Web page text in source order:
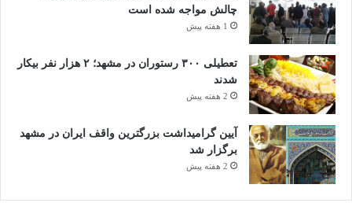
چالش مواجه شده است
1 هفته پیش
تعطیلی ۳۰۰ رستوران در مشهد؛ ۲ هزار نفر بیکار
شدند
2 هفته پیش
آیین گرامیداشت بزرگترین واقف ایران در مشهد
برگزار شد
2 هفته پیش